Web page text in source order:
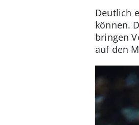
Deutlich
können.
bringen
auf den